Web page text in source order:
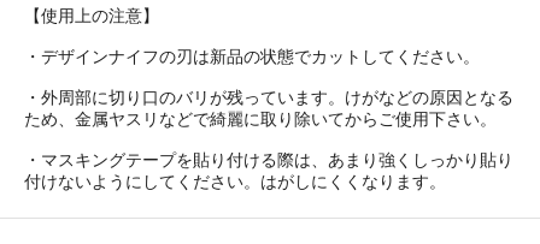
【使用上の注意】
・デザインナイフの刃は新品の状態でカットしてください。
・外周部に切り口のバリが残っています。けがなどの原因となる
ため、金属ヤスリなどで綺麗に取り除いてからご使用下さい。
・マスキングテープを貼り付ける際は、あまり強くしっかり貼り
付けないようにしてください。はがしにくくなります。